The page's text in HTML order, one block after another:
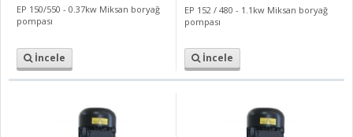
EP 150/550 - 0.37kw Miksan boryağ
pompası
İncele
EP 152 / 480 - 1.1kw Miksan boryağ
pompası
İncele